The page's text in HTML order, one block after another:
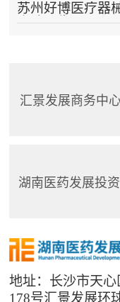
苏州好博医疗器
人选公告
汇景发展商务中
湖南医药发展投
地址：长沙市天
178号汇景发展环